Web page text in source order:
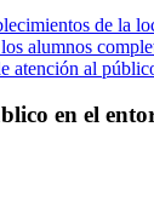
de la
alumnos
atención al
en el